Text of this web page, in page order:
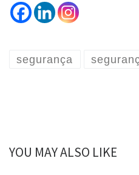
segurança
YOU MAY ALSO LIKE